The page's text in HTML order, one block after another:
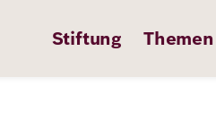
Stiftung Themen